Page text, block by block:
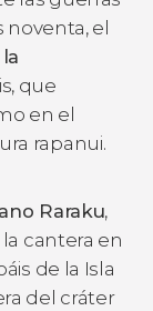
noventa, el
que
en el
rapanui.
Raraku,
cantera en
de la Isla
del cráter